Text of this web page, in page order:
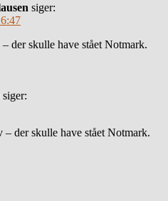
siger:
der skulle have stået Notmark.
siger:
– der skulle have stået Notmark.